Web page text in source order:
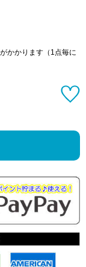
かかります（1点毎に